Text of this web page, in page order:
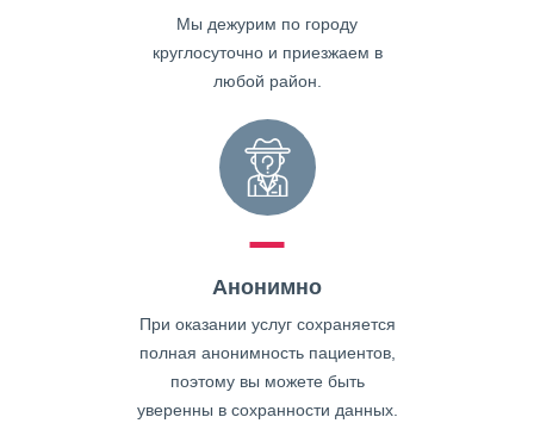
Мы дежурим по городу
круглосуточно и приезжаем в
любой район.
Анонимно
При оказании услуг сохраняется
полная анонимность пациентов,
поэтому вы можете быть
уверенны в сохранности данных.